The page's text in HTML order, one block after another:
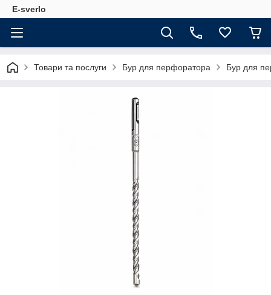
E-sverlo
Товари та послуги Бур для перфоратора Бур для